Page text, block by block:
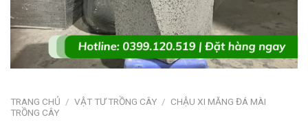
TRANG CHỦ / VẬT TƯ TRỒNG CÂY / CHẬU XI MĂNG ĐÁ MÀI
TRỒNG CÂY